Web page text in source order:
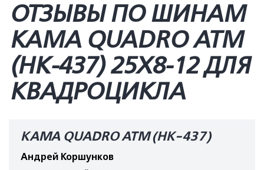
ОТЗЫВЫ ПО ШИНАМ
КАМА QUADRO ATM
(HK-437) 25X8-12 ДЛЯ
КВАДРОЦИКЛА
КАМА QUADRO ATM (HK-437)
Андрей Коршунков